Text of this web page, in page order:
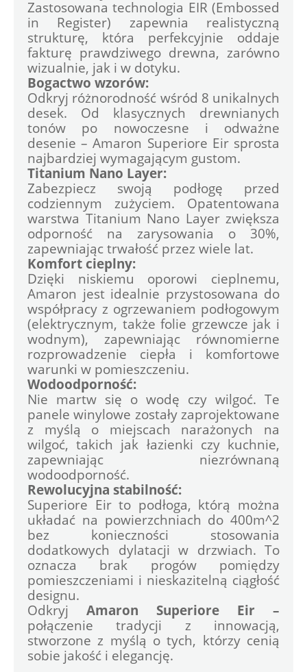
Zastosowana technologia EIR (Embossed
in Register) zapewnia realistyczną
strukturę, która perfekcyjnie oddaje
fakturę prawdziwego drewna, zarówno
wizualnie, jak i w dotyku.
Bogactwo wzorów:
Odkryj różnorodność wśród 8 unikalnych
desek. Od klasycznych drewnianych
tonów po nowoczesne i odważne
desenie – Amaron Superiore Eir sprosta
najbardziej wymagającym gustom.
Titanium Nano Layer:
Zabezpiecz swoją podłogę przed
codziennym zużyciem. Opatentowana
warstwa Titanium Nano Layer zwiększa
odporność na zarysowania o 30%,
zapewniając trwałość przez wiele lat.
Komfort cieplny:
Dzięki niskiemu oporowi cieplnemu,
Amaron jest idealnie przystosowana do
współpracy z ogrzewaniem podłogowym
(elektrycznym, także folie grzewcze jak i
wodnym), zapewniając równomierne
rozprowadzenie ciepła i komfortowe
warunki w pomieszczeniu.
Wodoodporność:
Nie martw się o wodę czy wilgoć. Te
panele winylowe zostały zaprojektowane
z myślą o miejscach narażonych na
wilgoć, takich jak łazienki czy kuchnie,
zapewniając niezrównaną
wodoodporność.
Rewolucyjna stabilność:
Superiore Eir to podłoga, którą można
układać na powierzchniach do 400m^2
bez konieczności stosowania
dodatkowych dylatacji w drzwiach. To
oznacza brak progów pomiędzy
pomieszczeniami i nieskazitelną ciągłość
designu.
Odkryj Amaron Superiore Eir –
połączenie tradycji z innowacją,
stworzone z myślą o tych, którzy cenią
sobie jakość i elegancję.